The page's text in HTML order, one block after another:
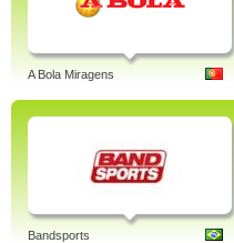
A Bola Miragens
Bandsports